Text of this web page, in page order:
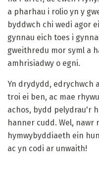
a pharhau i rolio yn y
byddwch chi wedi agor
gynnau eich toes i
gweithredu mor syml a
amhrisiadwy o egni.
Yn drydydd, edrychwch
troi ei ben, ac mae
achos, bydd pelydrau'r
hanner cudd. Wel,
hymwybyddiaeth ein
ac yn codi ar unwaith!